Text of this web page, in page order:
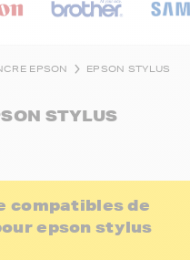
EPSON EPSON STYLUS
STYLUS
compatibles de
epson stylus